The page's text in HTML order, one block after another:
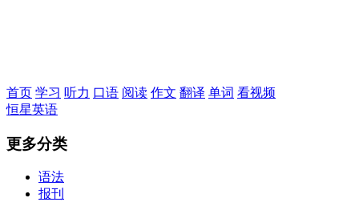
首页 学习 听力 口语 阅读 作文 翻译 单词 看视频
恒星英语
更多分类
语法
报刊